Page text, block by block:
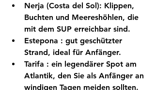
Nerja (Costa del Sol): Klippen,
Buchten und Meereshöhlen, die
mit dem SUP erreichbar sind.
Estepona : gut geschützter
Strand, ideal für Anfänger.
Tarifa : ein legendärer Spot am
Atlantik, den Sie als Anfänger an
windigen Tagen meiden sollten.